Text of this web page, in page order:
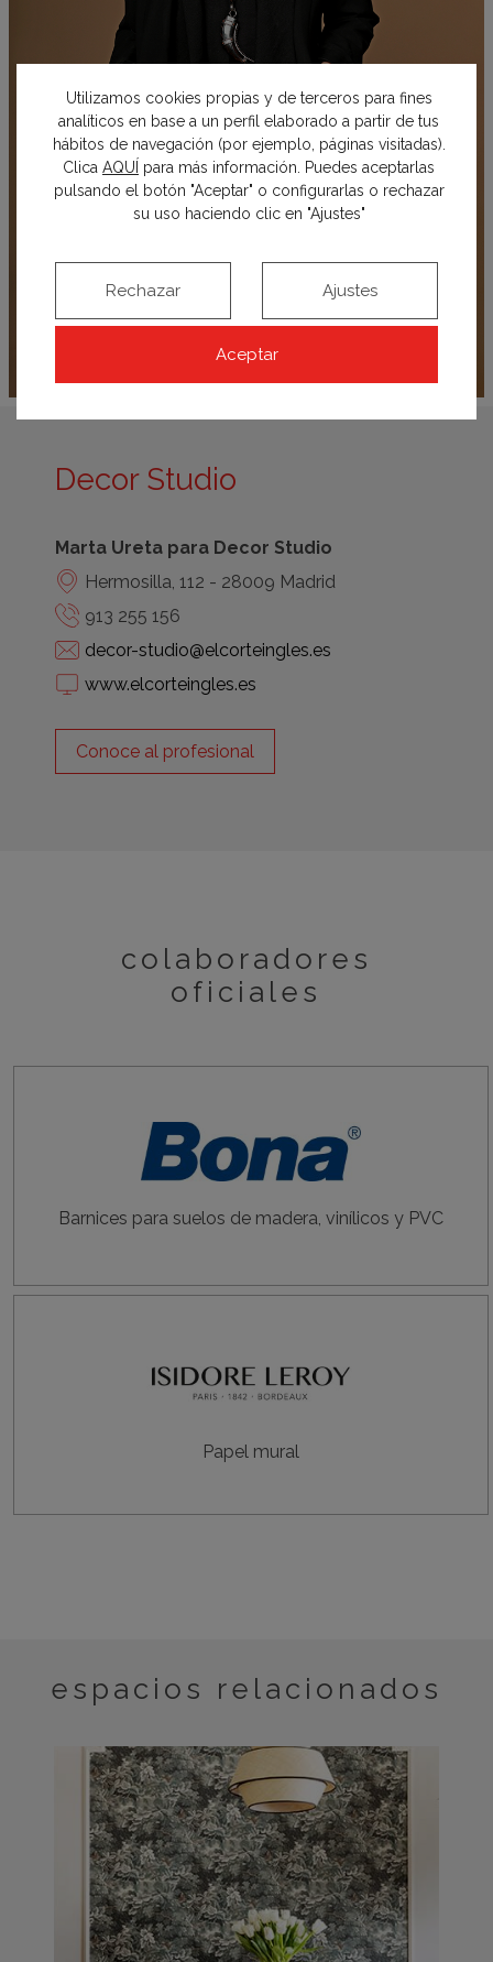
Decor Studio
Marta Ureta para Decor Studio
Hermosilla, 112 - 28009 Madrid
913 255 156
decor-studio@elcorteingles.es
www.elcorteingles.es
Conoce al profesional
colaboradores
oficiales
Barnices para suelos de madera, vinílicos y PVC
Papel mural
espacios relacionados
Utilizamos cookies propias y de terceros para fines
analíticos en base a un perfil elaborado a partir de tus
hábitos de navegación (por ejemplo, páginas visitadas).
Clica AQUÍ para más información. Puedes aceptarlas
pulsando el botón "Aceptar" o configurarlas o rechazar
su uso haciendo clic en "Ajustes"
Aceptar
Rechazar Ajustes